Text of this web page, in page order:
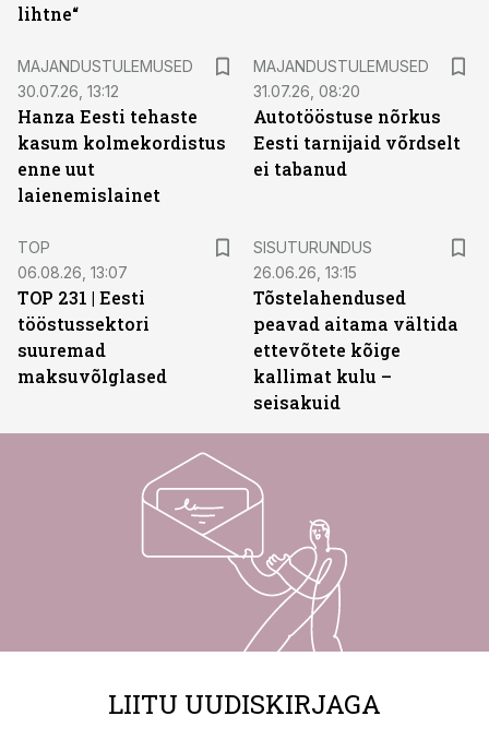
lihtne“
MAJANDUSTULEMUSED
30.07.26, 13:12
Hanza Eesti tehaste
kasum kolmekordistus
enne uut
laienemislainet
MAJANDUSTULEMUSED
31.07.26, 08:20
Autotööstuse nõrkus
Eesti tarnijaid võrdselt
ei tabanud
TOP
06.08.26, 13:07
TOP 231 | Eesti
tööstussektori
suuremad
maksuvõlglased
SISUTURUNDUS
26.06.26, 13:15
Tõstelahendused
peavad aitama vältida
ettevõtete kõige
kallimat kulu –
seisakuid
LIITU UUDISKIRJAGA